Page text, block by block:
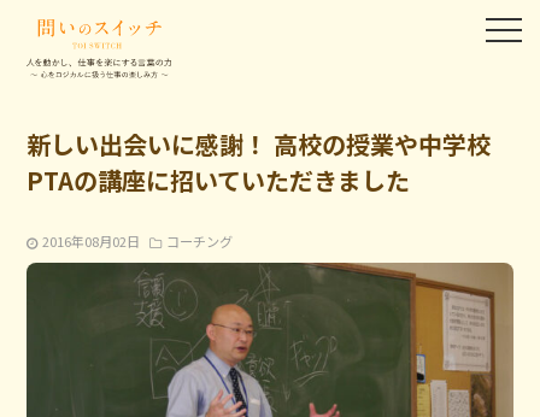
新しい出会いに感謝！ 高校の授業や中学校
PTAの講座に招いていただきました
2016年08月02日 コーチング